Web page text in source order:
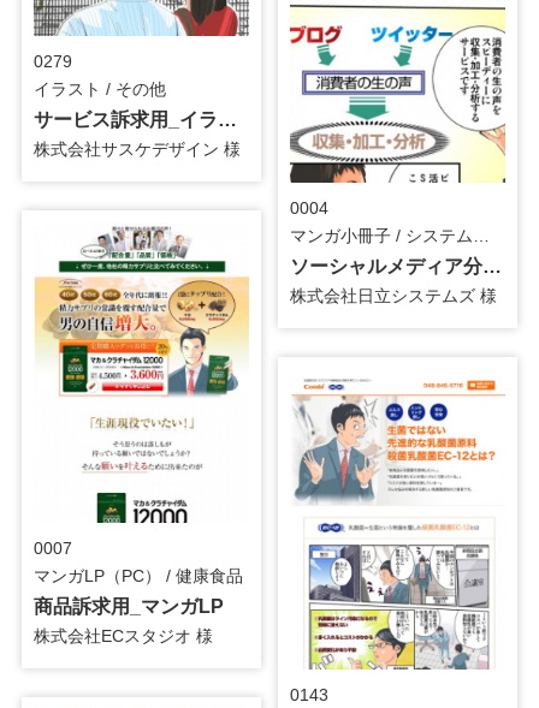
0279
イラスト / その他
サービス訴求用_イラスト
株式会社サスケデザイン 様
0004
ソーシャルメディア分析訴求用_マンガ小冊子
株式会社日立システムズ 様
0007
マンガLP（PC） / 健康食品
商品訴求用_マンガLP
株式会社ECスタジオ 様
0143